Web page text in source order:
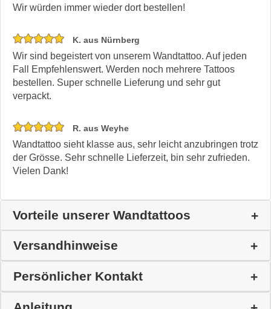
Wir würden immer wieder dort bestellen!
K. aus Nürnberg
Wir sind begeistert von unserem Wandtattoo. Auf jeden
Fall Empfehlenswert. Werden noch mehrere Tattoos
bestellen. Super schnelle Lieferung und sehr gut
verpackt.
R. aus Weyhe
Wandtattoo sieht klasse aus, sehr leicht anzubringen trotz
der Grösse. Sehr schnelle Lieferzeit, bin sehr zufrieden.
Vielen Dank!
Vorteile unserer Wandtattoos
Versandhinweise
Persönlicher Kontakt